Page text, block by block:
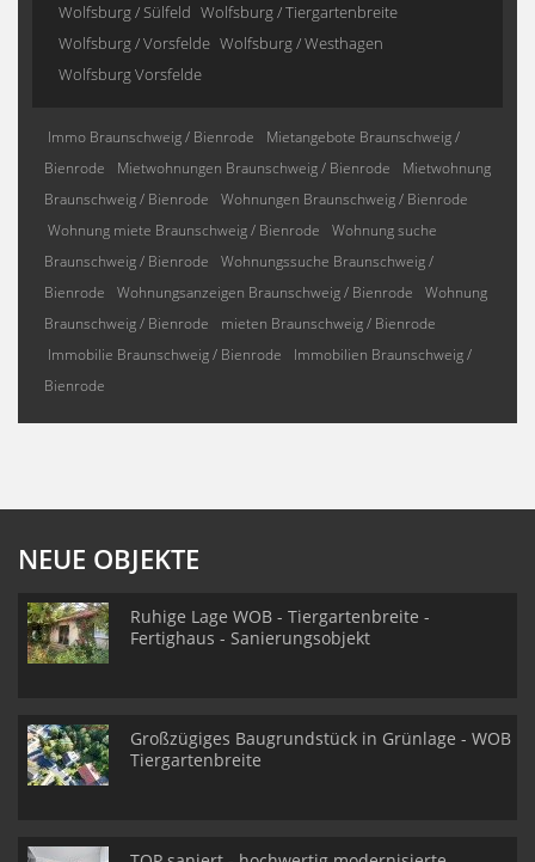
Wolfsburg / Sülfeld Wolfsburg / Tiergartenbreite
Wolfsburg / Vorsfelde Wolfsburg / Westhagen
Wolfsburg Vorsfelde
Immo Braunschweig / Bienrode
Mietangebote Braunschweig /
Bienrode
Mietwohnungen Braunschweig / Bienrode
Mietwohnung
Braunschweig / Bienrode
Wohnungen Braunschweig / Bienrode
Wohnung miete Braunschweig / Bienrode
Wohnung suche
Braunschweig / Bienrode
Wohnungssuche Braunschweig /
Bienrode
Wohnungsanzeigen Braunschweig / Bienrode
Wohnung
Braunschweig / Bienrode
mieten Braunschweig / Bienrode
Immobilie Braunschweig / Bienrode
Immobilien Braunschweig /
Bienrode
NEUE OBJEKTE
Ruhige Lage WOB - Tiergartenbreite -
Fertighaus - Sanierungsobjekt
Großzügiges Baugrundstück in Grünlage - WOB
Tiergartenbreite